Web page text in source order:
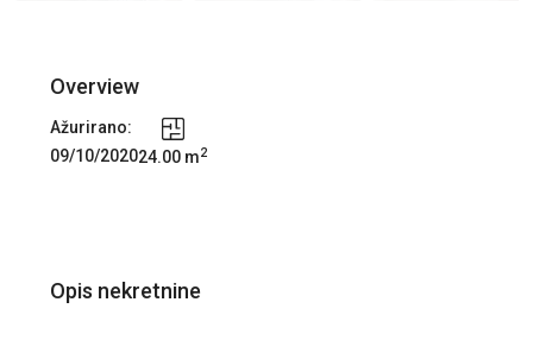
Overview
Ažurirano:
09/10/202024.00 m2
Opis nekretnine